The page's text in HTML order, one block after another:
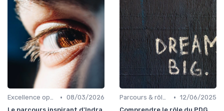
Excellence opérationnelle • 08/03/2026
Parcours & rôle du CEO • 12/06/2025